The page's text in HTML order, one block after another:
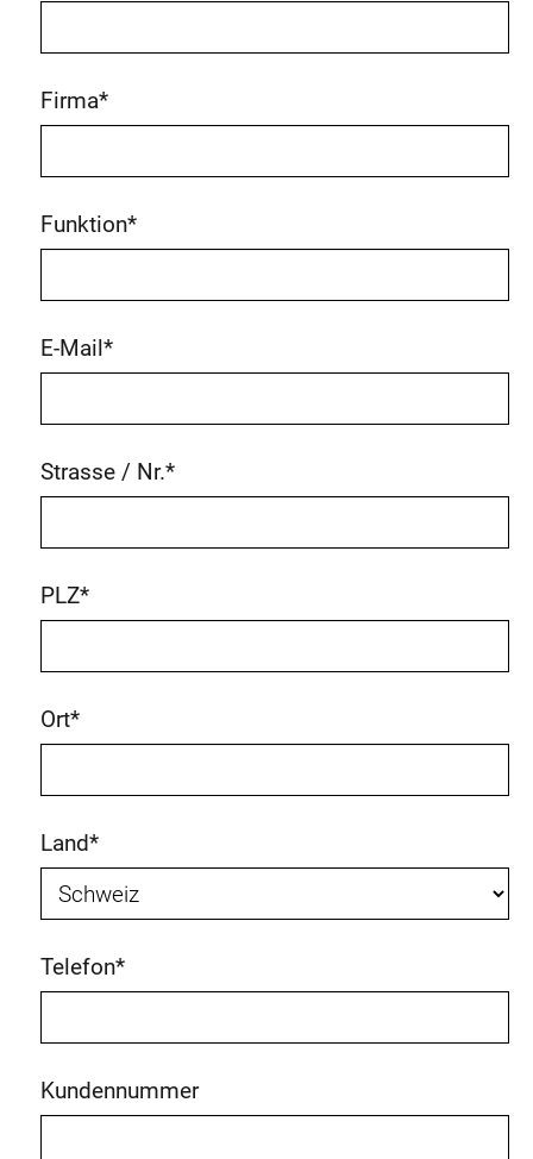
Firma*
Funktion*
E-Mail*
Strasse / Nr.*
PLZ*
Ort*
Land*
Telefon*
Kundennummer